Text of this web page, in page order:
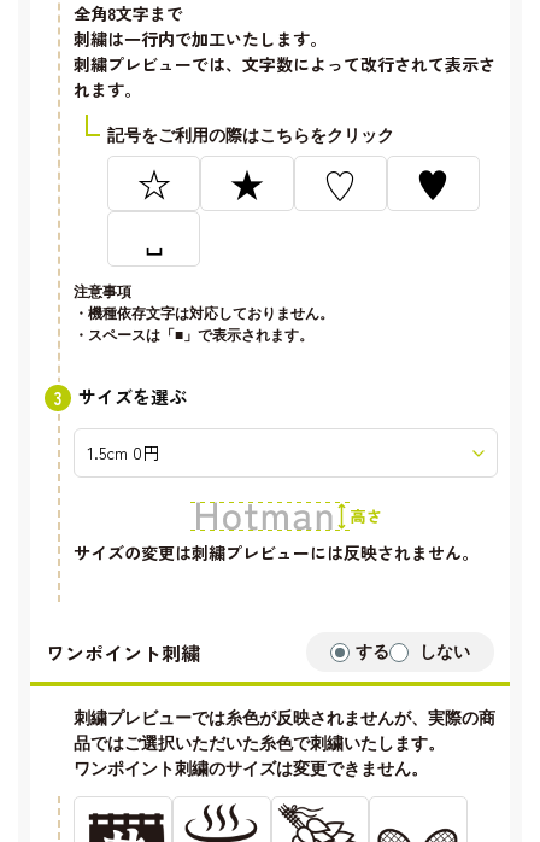
全角8文字まで
刺繍は一行内で加工いたします。
刺繍プレビューでは、文字数によって改行されて表示さ
れます。
記号をご利用の際はこちらをクリック
☆ ★ ♡
♥
␣
注意事項
・機種依存文字は対応しておりません。
・スペースは「■」で表示されます。
サイズを選ぶ
サイズの変更は刺繍プレビューには反映されません。
ワンポイント刺繍 する しない
刺繍プレビューでは糸色が反映されませんが、実際の商
品ではご選択いただいた糸色で刺繍いたします。
ワンポイント刺繍のサイズは変更できません。